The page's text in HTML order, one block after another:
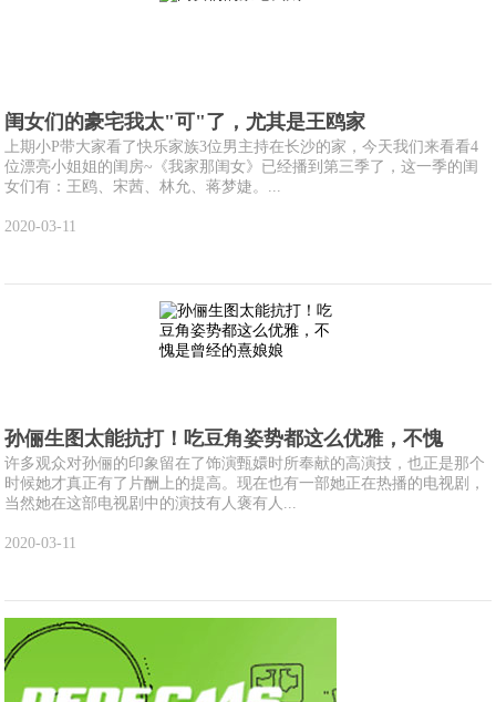
闺女们的豪宅我太"可"了，尤其是王鸥家
上期小P带大家看了快乐家族3位男主持在长沙的家，今天我们来看看4
位漂亮小姐姐的闺房~《我家那闺女》已经播到第三季了，这一季的闺
女们有：王鸥、宋茜、林允、蒋梦婕。...
2020-03-11
孙俪生图太能抗打！吃豆角姿势都这么优雅，不愧
许多观众对孙俪的印象留在了饰演甄嬛时所奉献的高演技，也正是那个
时候她才真正有了片酬上的提高。现在也有一部她正在热播的电视剧，
当然她在这部电视剧中的演技有人褒有人...
2020-03-11